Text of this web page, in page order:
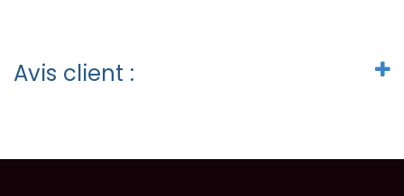
Avis client :